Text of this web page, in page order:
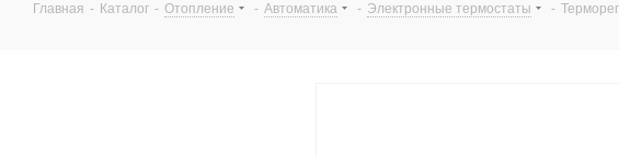
Главная - Каталог - Отопление - Автоматика - Электронные термостаты -